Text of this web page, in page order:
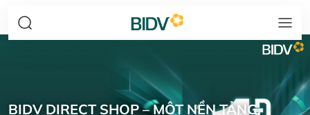
BIDV DIRECT SHOP – MỘT NỀN TẢNG,